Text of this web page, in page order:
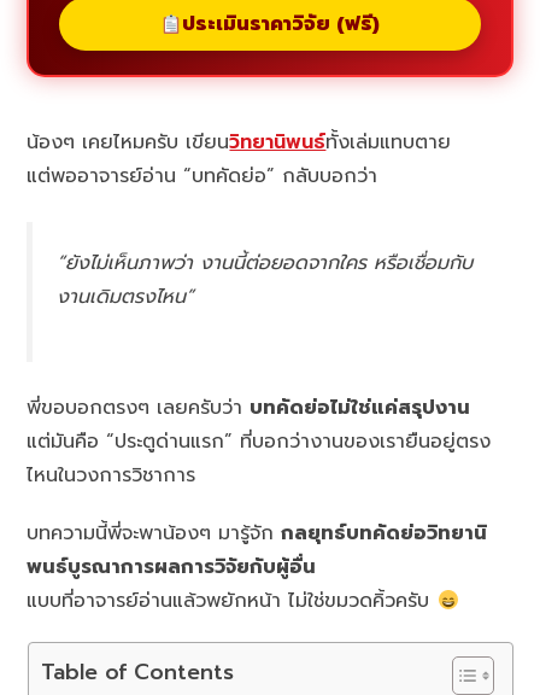
ประเมินราคาวิจัย (ฟรี)
น้องๆ เคยไหมครับ เขียนวิทยานิพนธ์ทั้งเล่มแทบตาย
แต่พออาจารย์อ่าน “บทคัดย่อ” กลับบอกว่า
“ยังไม่เห็นภาพว่า งานนี้ต่อยอดจากใคร หรือเชื่อมกับ
งานเดิมตรงไหน”
พี่ขอบอกตรงๆ เลยครับว่า บทคัดย่อไม่ใช่แค่สรุปงาน
แต่มันคือ “ประตูด่านแรก” ที่บอกว่างานของเรายืนอยู่ตรง
ไหนในวงการวิชาการ
บทความนี้พี่จะพาน้องๆ มารู้จักกลยุทธ์บทคัดย่อวิทยานิ
พนธ์บูรณาการผลการวิจัยกับผู้อื่น
แบบที่อาจารย์อ่านแล้วพยักหน้า ไม่ใช่ขมวดคิ้วครับ
Table of Contents